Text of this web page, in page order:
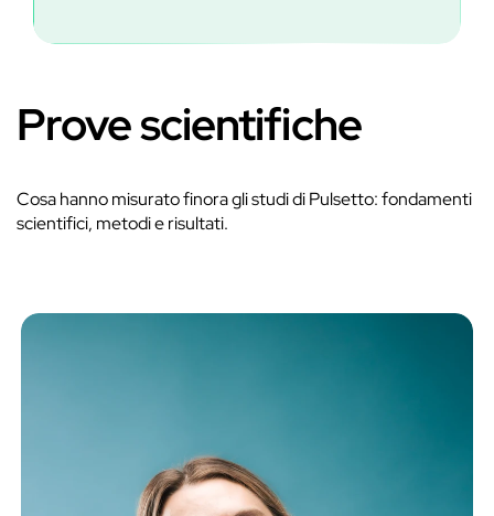
Prove scientifiche
Cosa hanno misurato finora gli studi di Pulsetto: fondamenti
scientifici, metodi e risultati.